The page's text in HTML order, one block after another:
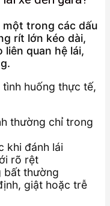
một trong các dấu
rít lớn kéo dài,
liên quan hệ lái,
huống thực tế,
thường chỉ trong
khi đánh lái
rõ rệt
bất thường
giật hoặc trễ